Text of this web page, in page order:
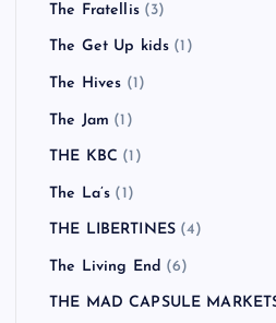
The Fratellis(3)
The Get Up kids (1)
The Hives (1)
The Jam (1)
THE KBC (1)
The La’s (1)
THE LIBERTINES (4)
The Living End (6)
THE MAD CAPSULE